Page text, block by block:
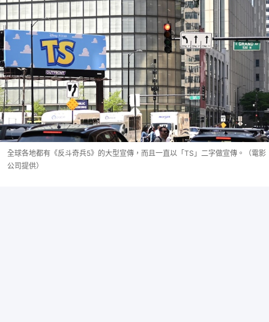
全球各地都有《反斗奇兵5》的大型宣傳，而且一直以「TS」二字做宣傳。（電影
公司提供）